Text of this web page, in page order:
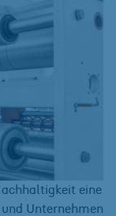
eine
Unternehmen